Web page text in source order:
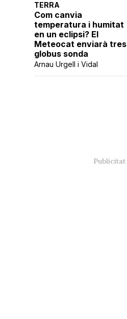
TERRA
Com canvia
temperatura i humitat
en un eclipsi? El
Meteocat enviarà tres
globus sonda
Arnau Urgell i Vidal